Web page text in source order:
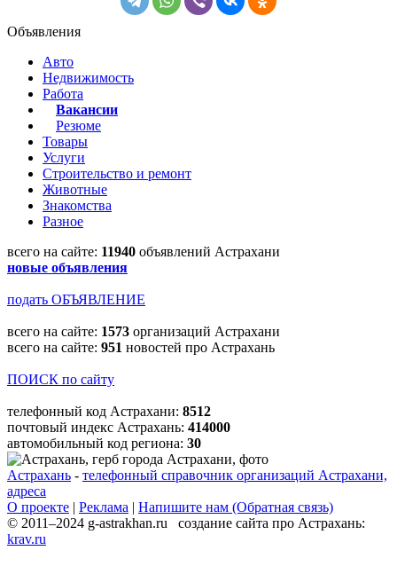
Объявления
Авто
Недвижимость
Работа
Вакансии
Резюме
Товары
Услуги
Строительство и ремонт
Животные
Знакомства
Разное
всего на сайте: 11940 объявлений Астрахани
новые объявления
подать ОБЪЯВЛЕНИЕ
всего на сайте: 1573 организаций Астрахани
всего на сайте: 951 новостей про Астрахань
ПОИСК по сайту
телефонный код Астрахани: 8512
почтовый индекс Астрахань: 414000
автомобильный код региона: 30
Астрахань - телефонный справочник организаций Астрахани,
адреса
О проекте | Реклама | Напишите нам (Обратная связь)
© 2011–2024 g-astrakhan.ru создание сайта про Астрахань:
krav.ru